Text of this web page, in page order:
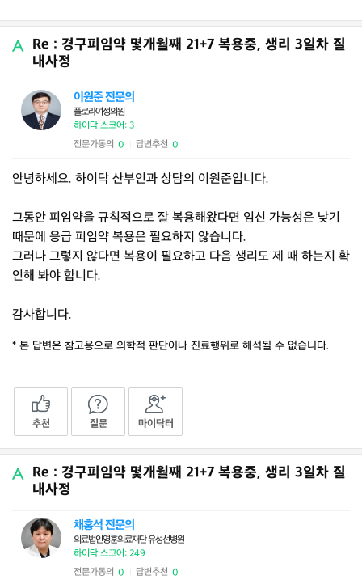
Re : 경구피임약 몇개월째 21+7 복용중, 생리 3일차 질
내사정
이원준 전문의
플로라여성의원
하이닥 스코어: 3
전문가동의 0 답변추천 0
안녕하세요. 하이닥 산부인과 상담의 이원준입니다.
그동안 피임약을 규칙적으로 잘 복용해왔다면 임신 가능성은 낮기
때문에 응급 피임약 복용은 필요하지 않습니다.
그러나 그렇지 않다면 복용이 필요하고 다음 생리도 제 때 하는지 확
인해 봐야 합니다.
감사합니다.
* 본 답변은 참고용으로 의학적 판단이나 진료행위로 해석될 수 없습니다.
추천 질문 마이닥터
Re : 경구피임약 몇개월째 21+7 복용중, 생리 3일차 질
내사정
채홍석 전문의
의료법인영훈의료재단 유성선병원
하이닥 스코어: 249
전문가동의 0 답변추천 0